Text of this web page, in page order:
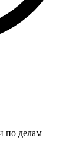
по делам